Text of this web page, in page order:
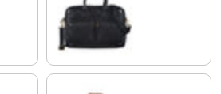
schwarz